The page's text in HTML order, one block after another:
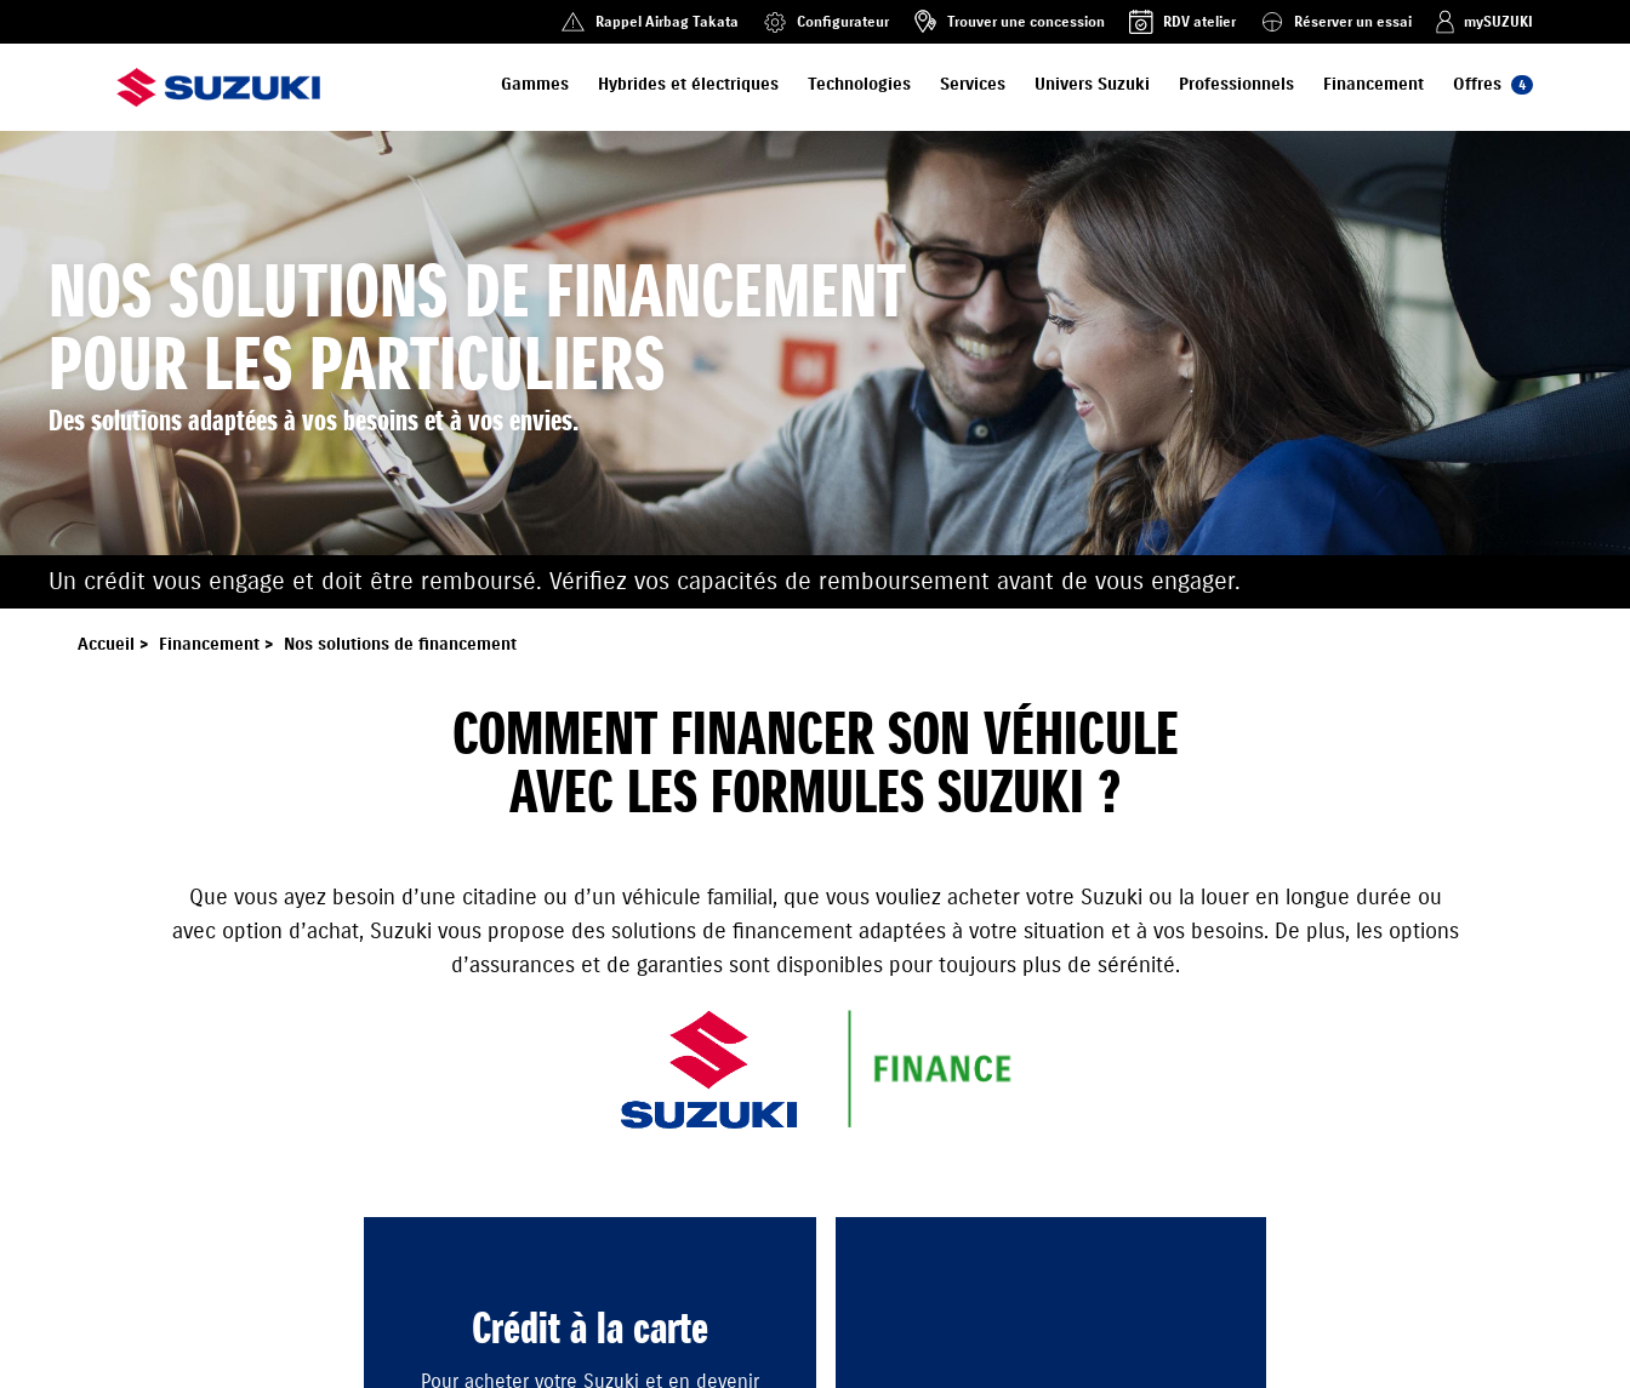
Rappel Airbag Takata Configurateur Trouver une concession RDV atelier Réserver un essai mySUZUKI
Gammes Hybrides et électriques Technologies Services Univers Suzuki Professionnels Financement Offres 4
NOS SOLUTIONS DE FINANCEMENT
POUR LES PARTICULIERS
Des solutions adaptées à vos besoins et à vos envies.
Un crédit vous engage et doit être remboursé. Vérifiez vos capacités de remboursement avant de vous engager.
Accueil > Financement > Nos solutions de financement
COMMENT FINANCER SON VÉHICULE
AVEC LES FORMULES SUZUKI ?
Que vous ayez besoin d’une citadine ou d’un véhicule familial, que vous vouliez acheter votre Suzuki ou la louer en longue durée ou
avec option d’achat, Suzuki vous propose des solutions de financement adaptées à votre situation et à vos besoins. De plus, les options
d’assurances et de garanties sont disponibles pour toujours plus de sérénité.
Crédit à la carte
Pour acheter votre Suzuki et en devenir